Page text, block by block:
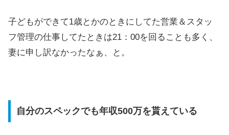
子どもができて1歳とかのときにしてた営業＆スタッ
フ管理の仕事してたときは21：00を回ることも多く、
妻に申し訳なかったなぁ、と。
自分のスペックでも年収500万を貰えている